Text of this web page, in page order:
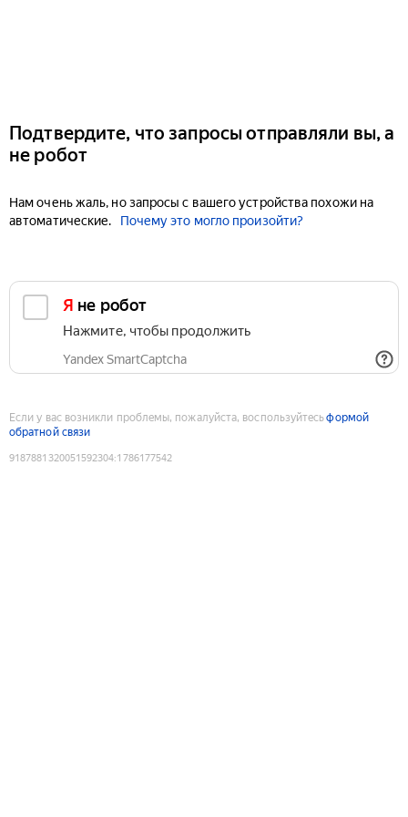
Подтвердите, что запросы отправляли вы, а
не робот
Нам очень жаль, но запросы с вашего устройства похожи на
автоматические.
Почему это могло произойти?
Я не робот
Нажмите, чтобы продолжить
Yandex SmartCaptcha
Если у вас возникли проблемы, пожалуйста, воспользуйтесьформой
обратной связи
9187881320051592304:1786177542